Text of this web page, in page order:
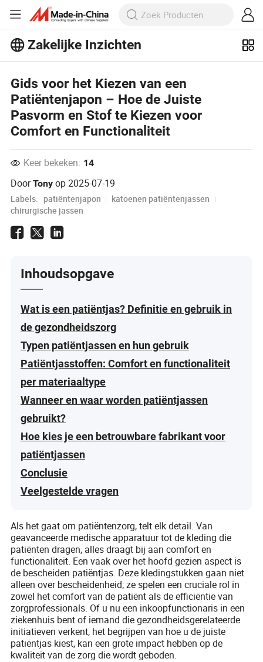
Zakelijke Inzichten
Meer bekijken
Gids voor het Kiezen van een
Patiëntenjapon – Hoe de Juiste
Pasvorm en Stof te Kiezen voor
Comfort en Functionaliteit
Keer bekeken: 14
DoorTony op2025-07-19
Labels: patiëntenjapon
katoenen patiëntenjassen
chirurgische jassen
Inhoudsopgave
Wat is een patiëntjas? Definitie en gebruik in
de gezondheidszorg
Typen patiëntjassen en hun gebruik
Patiëntjasstoffen: Comfort en functionaliteit
per materiaaltype
Wanneer en waar worden patiëntjassen
gebruikt?
Hoe kies je een betrouwbare fabrikant voor
patiëntjassen
Conclusie
Veelgestelde vragen
Als het gaat om patiëntenzorg, telt elk detail. Van
geavanceerde medische apparatuur tot de kleding die
patiënten dragen, alles draagt bij aan comfort en
functionaliteit. Een vaak over het hoofd gezien aspect is
de bescheiden patiëntjas. Deze kledingstukken gaan niet
alleen over bescheidenheid; ze spelen een cruciale rol in
zowel het comfort van de patiënt als de efficiëntie van
zorgprofessionals. Of u nu een inkoopfunctionaris in een
ziekenhuis bent of iemand die gezondheidsgerelateerde
initiatieven verkent, het begrijpen van hoe u de juiste
patiëntjas kiest, kan een grote impact hebben op de
kwaliteit van de zorg die wordt geboden.